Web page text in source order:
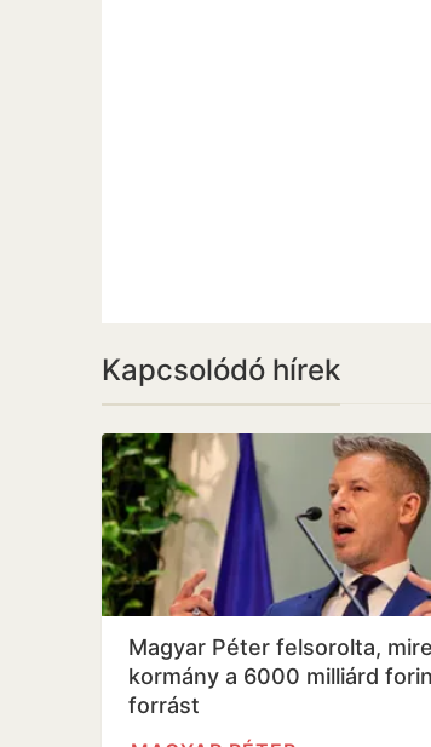
Kapcsolódó hírek
Magyar Péter felsorolta,
kormány a 6000 milliárd
forrást